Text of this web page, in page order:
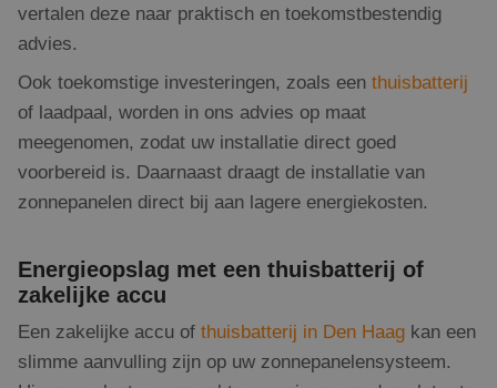
vertalen deze naar praktisch en toekomstbestendig
advies.
Ook toekomstige investeringen, zoals een thuisbatterij
of laadpaal, worden in ons advies op maat
meegenomen, zodat uw installatie direct goed
voorbereid is. Daarnaast draagt de installatie van
zonnepanelen direct bij aan lagere energiekosten.
Energieopslag met een thuisbatterij of
zakelijke accu
Een zakelijke accu of thuisbatterij in Den Haag kan een
slimme aanvulling zijn op uw zonnepanelensysteem.